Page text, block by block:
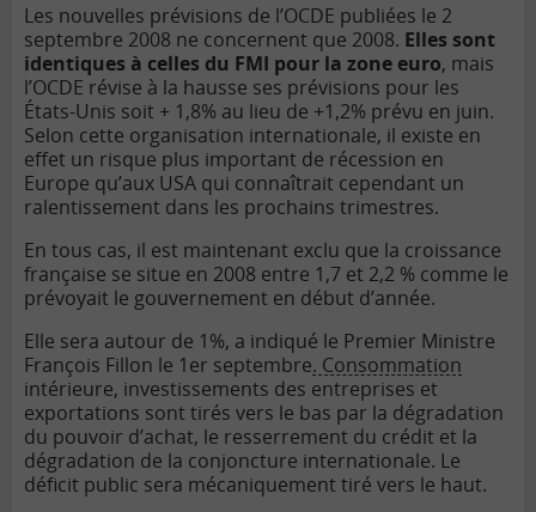
Les nouvelles prévisions de l’OCDE publiées le 2
septembre 2008 ne concernent que 2008. Elles sont
identiques à celles du FMI pour la zone euro, mais
l’OCDE révise à la hausse ses prévisions pour les
États-Unis soit + 1,8% au lieu de +1,2% prévu en juin.
Selon cette organisation internationale, il existe en
effet un risque plus important de récession en
Europe qu’aux USA qui connaîtrait cependant un
ralentissement dans les prochains trimestres.
En tous cas, il est maintenant exclu que la croissance
française se situe en 2008 entre 1,7 et 2,2 % comme le
prévoyait le gouvernement en début d’année.
Elle sera autour de 1%, a indiqué le Premier Ministre
François Fillon le 1er septembre. Consommation
intérieure, investissements des entreprises et
exportations sont tirés vers le bas par la dégradation
du pouvoir d’achat, le resserrement du crédit et la
dégradation de la conjoncture internationale. Le
déficit public sera mécaniquement tiré vers le haut.